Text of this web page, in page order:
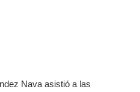
Nava asistió a las